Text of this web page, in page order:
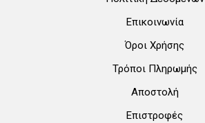
Επικοινωνία
Όροι Χρήσης
Τρόποι Πληρωμής
Αποστολή
Επιστροφές